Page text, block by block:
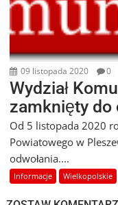
09 listopada 2020 0
Wydział
zamknięty do
Od 5 listopada 2020
Powiatowego w
odwołania....
Informacje Wielkopolskie